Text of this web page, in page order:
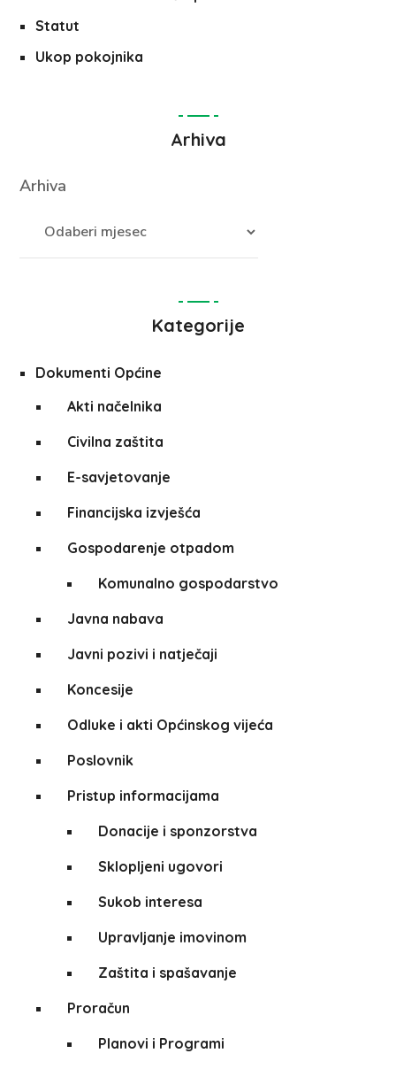
Statut
Ukop pokojnika
Arhiva
Arhiva
Kategorije
Dokumenti Općine
Akti načelnika
Civilna zaštita
E-savjetovanje
Financijska izvješća
Gospodarenje otpadom
Komunalno gospodarstvo
Javna nabava
Javni pozivi i natječaji
Koncesije
Odluke i akti Općinskog vijeća
Poslovnik
Pristup informacijama
Donacije i sponzorstva
Sklopljeni ugovori
Sukob interesa
Upravljanje imovinom
Zaštita i spašavanje
Proračun
Planovi i Programi